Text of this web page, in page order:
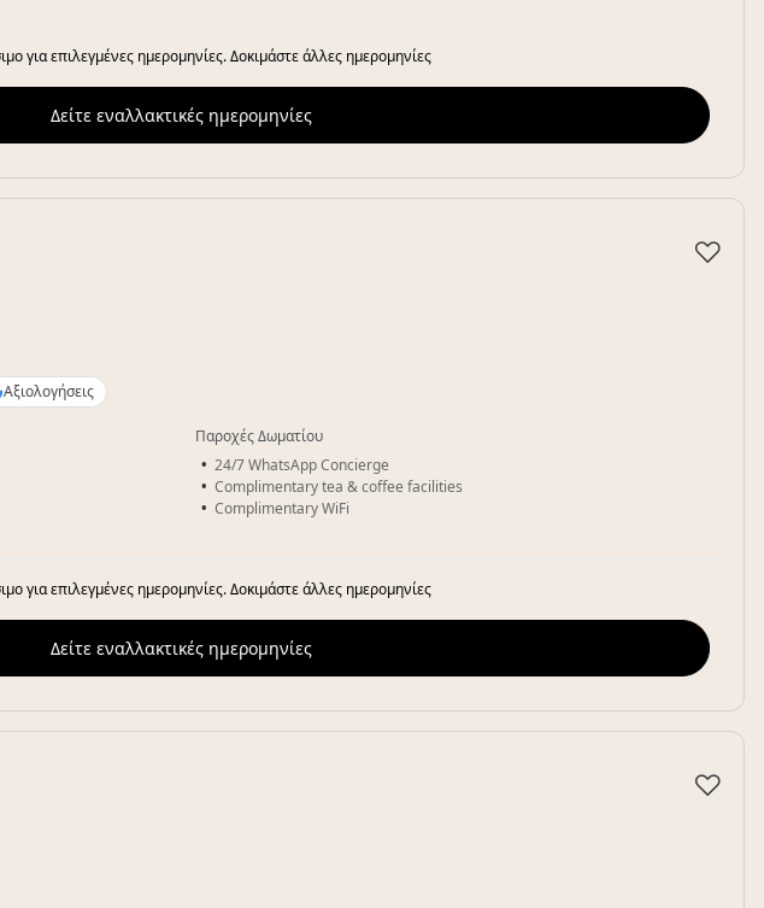
για επιλεγμένες ημερομηνίες. Δοκιμάστε άλλες ημερομηνίες
Δείτε εναλλακτικές ημερομηνίες
♡
Αξιολογήσεις
Παροχές Δωματίου
24/7 WhatsApp Concierge
Complimentary tea & coffee facilities
Complimentary WiFi
για επιλεγμένες ημερομηνίες. Δοκιμάστε άλλες ημερομηνίες
Δείτε εναλλακτικές ημερομηνίες
♡